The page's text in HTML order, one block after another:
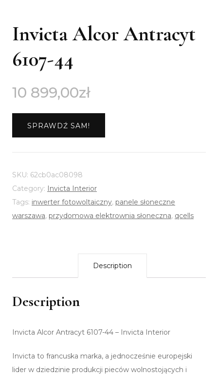
Invicta Alcor Antracyt
6107-44
10 899,00zł
SPRAWDŹ SAM!
SKU: 62cb0ac08098
Category: Invicta Interior
Tags: inwerter fotowoltaiczny, panele słoneczne
warszawa, przydomowa elektrownia słoneczna, qcells
Description
Description
Invicta Alcor Antracyt 6107-44 – Invicta Interior
Invicta to francuska marka, a jednocześnie europejski
lider w dziedzinie produkcji pieców wolnostojących i